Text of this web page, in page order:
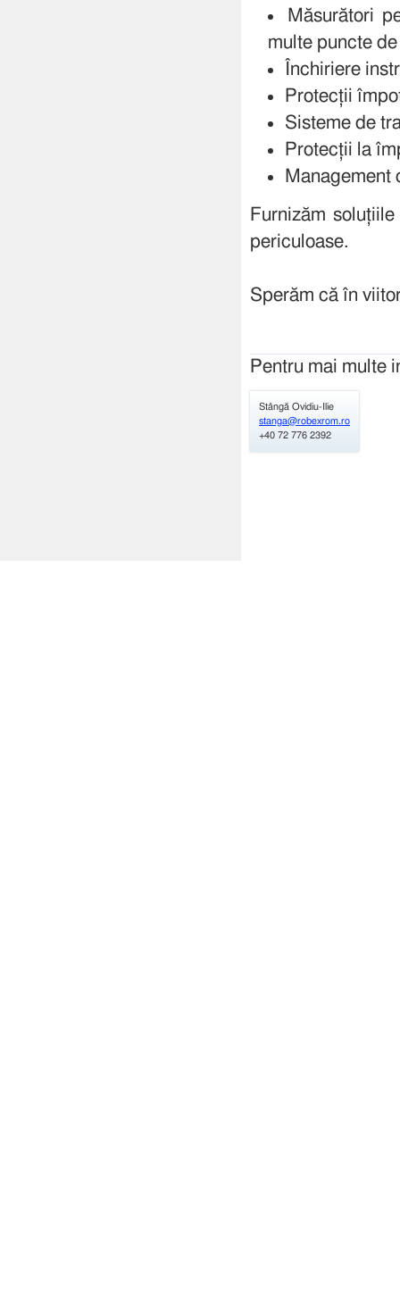
Măsurători
multe puncte
Închiriere
Protecții
Sisteme de
Protecții la
Management
Furnizăm
periculoase.
Sperăm că în
Pentru mai multe
Stângă Ovidiu-Ilie
stanga@robexrom.ro
+40 72 776 2392